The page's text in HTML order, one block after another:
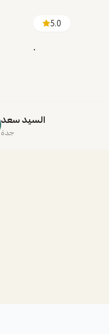
5.0
.
السيد سعد
جدة